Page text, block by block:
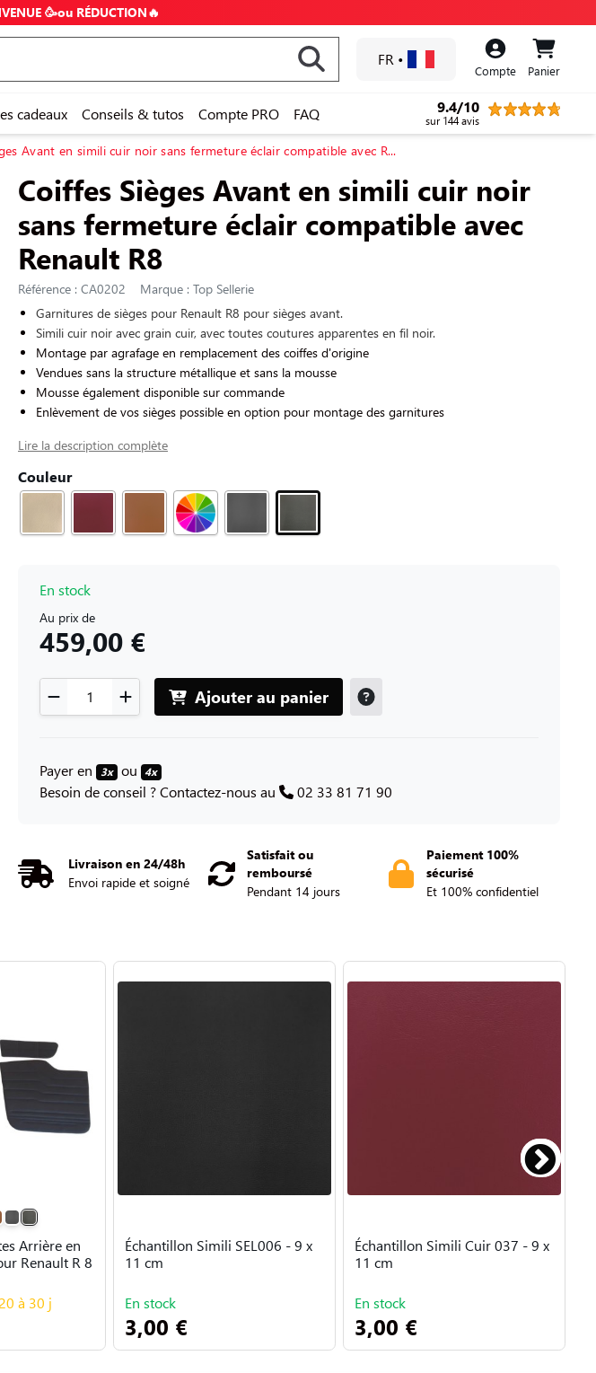
🥳ou RÉDUCTION🔥
FR •
Compte Panier
cadeaux Conseils & tutos Compte PRO FAQ 9.4/10
sur 144 avis
Avant en simili cuir noir sans fermeture éclair compatible avec R...
Coiffes Sièges Avant en simili cuir noir
sans fermeture éclair compatible avec
Renault R8
Référence : CA0202
Marque : Top Sellerie
Garnitures de sièges pour Renault R8 pour sièges avant.
Simili cuir noir avec grain cuir, avec toutes coutures apparentes en fil noir.
Montage par agrafage en remplacement des coiffes d'origine
Vendues sans la structure métallique et sans la mousse
Mousse également disponible sur commande
Enlèvement de vos sièges possible en option pour montage des garnitures
Lire la description complète
Couleur
En stock
Au prix de
459,00 €
Ajouter au panier
Payer en 3x ou 4x
Besoin de conseil ? Contactez-nous au 02 33 81 71 90
Livraison en 24/48h
Envoi rapide et soigné
Satisfait ou
remboursé
Pendant 14 jours
Paiement 100%
sécurisé
Et 100% confidentiel
Arrière en
Renault R 8
à 30 j
Échantillon Simili SEL006 - 9 x
11 cm
En stock
3,00 €
Échantillon Simili Cuir 037 - 9 x
11 cm
En stock
3,00 €